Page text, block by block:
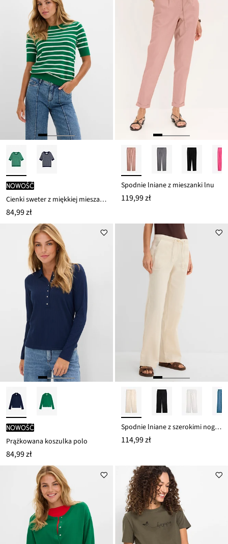
nowość
Cienki sweter z miękkiej mieszanki wiskozy
84,99 zł
Spodnie lniane z mieszanki lnu
119,99 zł
nowość
Prążkowana koszulka polo
84,99 zł
Spodnie lniane z szerokimi nogawkami
114,99 zł